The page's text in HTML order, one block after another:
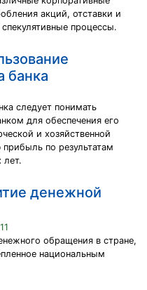
акций, отставки и
процессы.
банка
следует понимать
для обеспечения его
и хозяйственной
по результатам
лет.
денежной
обращения в стране,
национальным